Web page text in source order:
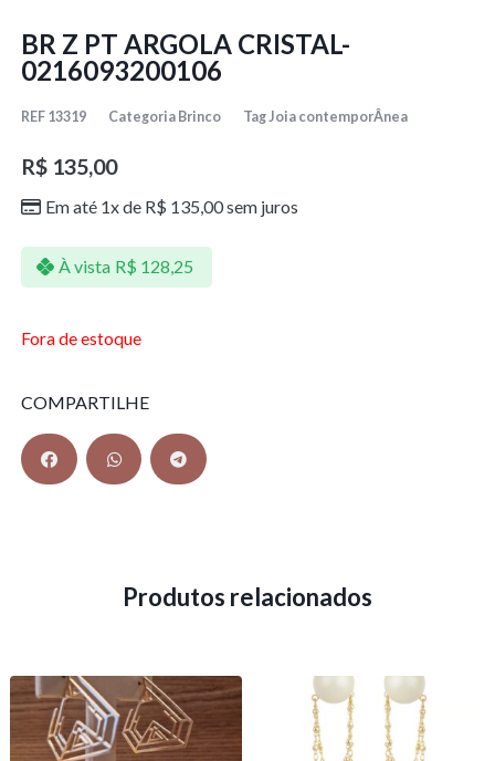
BR Z PT ARGOLA CRISTAL-
0216093200106
REF 13319 Categoria Brinco Tag Joia contemporÂnea
R$135,00
Em até 1x de R$ 135,00sem juros
À vista R$ 128,25
Fora de estoque
COMPARTILHE
Produtos relacionados